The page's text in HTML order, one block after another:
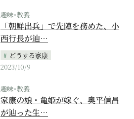
趣味･教養
「朝鮮出兵」で先陣を務めた、小
西行長が辿…
どうする家康
2023/10/9
趣味･教養
家康の娘・亀姫が嫁ぐ、奥平信昌
が辿った生…